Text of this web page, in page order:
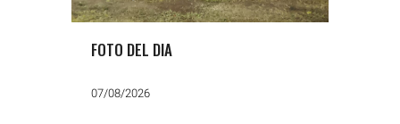
FOTO DEL DIA
07/08/2026